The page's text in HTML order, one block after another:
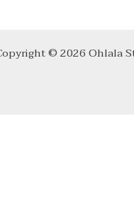
© 2026 Ohlala